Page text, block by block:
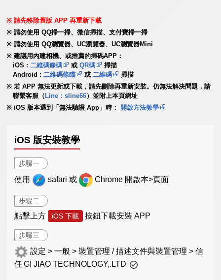
請先移除舊版 APP 再重新下載
請勿使用 QQ掃一掃、微信掃描、支付寶掃一掃
請勿使用 QQ瀏覽器、UC瀏覽器、UC瀏覽器Mini
建議用內建相機、或推薦的掃碼APP：
iOS :二維碼條碼 或QR碼
掃描
Android :二維碼條瞄 或二維碼
掃描
若 APP 無法更新或下載，請先刪除再重新安裝。仍無法解決問題，請
聯繫客服（ Line：sline66）並附上本頁網址
iOS 版本遇到「無法驗證 App」時：
開啟方法教學
iOS 版安裝教學
步驟一
使用 safari 或 Chrome 開啟本>頁面
步驟二
點擊上方 iOS 下載 按鈕下載安裝 APP
步驟三
設定 > 一般 > 裝置管理 / 描述文件與裝置管理 > 信
任'GI JIAO TECHNOLOGY,.LTD'